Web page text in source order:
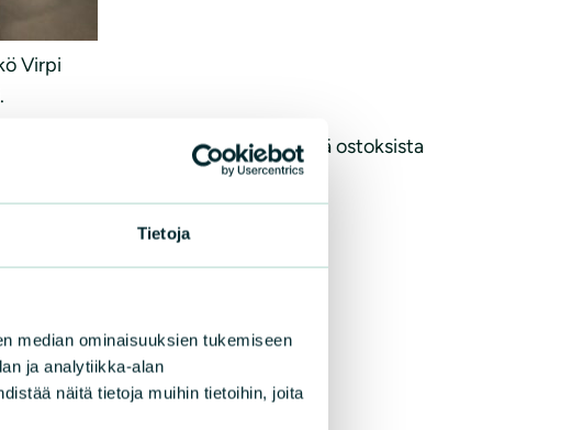
Tietoja
median ominaisuuksien tukemiseen
ja analytiikka-alan
näitä tietoja muihin tietoihin, joita
Virpi
365-klubin jäsenten tekemistä ostoksista